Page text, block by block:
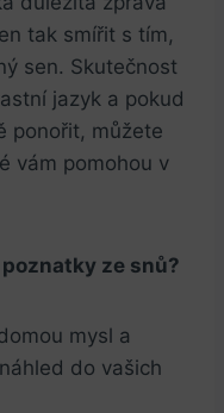
tak smířit s tím,
sen. Skutečnost
jazyk a pokud
ponořit, můžete
vám pomohou⁣ v
ze snů?
mysl a
do‌ vašich